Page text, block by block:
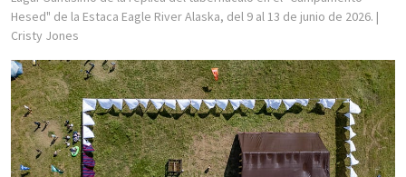
Hesed" de la Estaca Eagle River Alaska, del 9 al 13 de junio de 2026. |
Cristy Jones